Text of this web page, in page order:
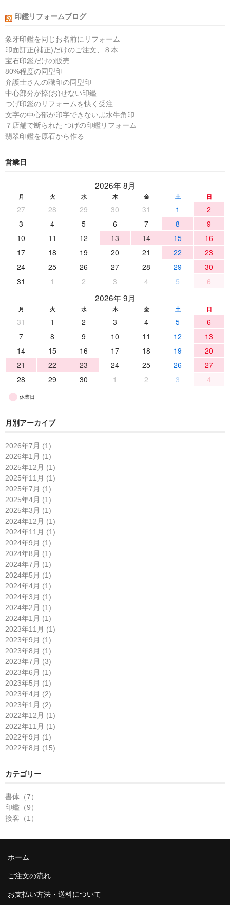
印鑑リフォームブログ
象牙印鑑を同じお名前にリフォーム
印面訂正(補正)だけのご注文、８本
宝石印鑑だけの販売
80%程度の同型印
弁護士さんの職印の同型印
中心部分が捺(お)せない印鑑
つげ印鑑のリフォームを快く受注
文字の中心部が印字できない黒水牛角印
７店舗で断られた つげの印鑑リフォーム
翡翠印鑑を原石から作る
営業日
2026年 8月
月 火 水 木 金 土 日
27 28 29 30 31 1
2
3
4 5 6 7 8
9
10
11 12 13 14 15
16
17
18 19 20 21 22
23
24
25 26 27 28 29
30
31
1 2 3 4 5 6
2026年 9月
月 火 水 木 金 土 日
31 1 2 3 4 5
6
7
8 9 10 11 12
13
14
15 16 17 18 19
20
21
22 23 24 25 26
27
28
29 30 1 2 3 4
休業日
月別アーカイブ
2026年7月 (1)
2026年1月 (1)
2025年12月 (1)
2025年11月 (1)
2025年7月 (1)
2025年4月 (1)
2025年3月 (1)
2024年12月 (1)
2024年11月 (1)
2024年9月 (1)
2024年8月 (1)
2024年7月 (1)
2024年5月 (1)
2024年4月 (1)
2024年3月 (1)
2024年2月 (1)
2024年1月 (1)
2023年11月 (1)
2023年9月 (1)
2023年8月 (1)
2023年7月 (3)
2023年6月 (1)
2023年5月 (1)
2023年4月 (2)
2023年1月 (2)
2022年12月 (1)
2022年11月 (1)
2022年9月 (1)
2022年8月 (15)
カテゴリー
書体（7）
印鑑（9）
接客（1）
ホーム
ご注文の流れ
お支払い方法・送料について